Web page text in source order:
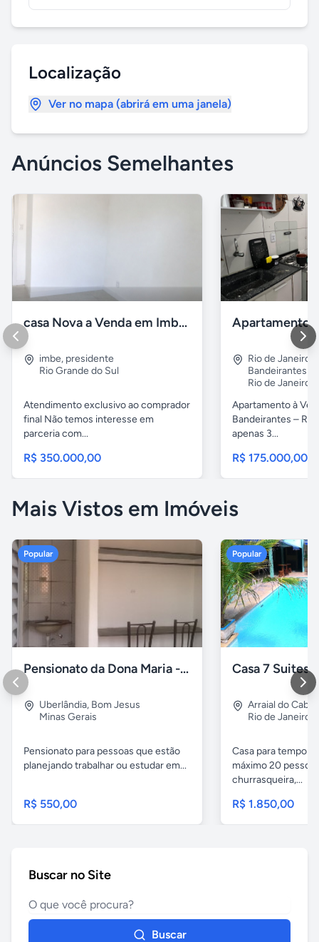
Localização
Ver no mapa (abrirá em uma janela)
Anúncios Semelhantes
casa Nova a Venda em Imbé / rs
imbe, presidente
Rio Grande do Sul
Atendimento exclusivo ao comprador
final Não temos interesse em
parceria com...
R$ 350.000,00
Rio de Janeiro
Bandeirantes
Rio de Janeiro
Apartamento à
Bandeirantes – Rio
apenas 3...
R$ 175.000,00
Mais Vistos em Imóveis
Popular
Pensionato da Dona Maria - Uberlândia/MG
Uberlândia, Bom Jesus
Minas Gerais
Pensionato para pessoas que estão
planejando trabalhar ou estudar em...
R$ 550,00
Popular
Arraial do Cabo
Rio de Janeiro
Casa para
máximo 20
churrasqueira,...
R$ 1.850,00
Buscar no Site
Buscar